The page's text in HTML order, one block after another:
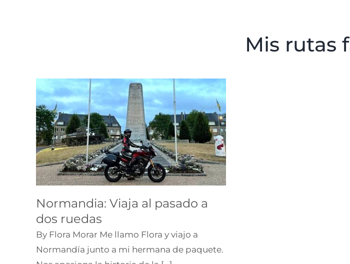
Mis rutas
Normandia: Viaja al
pasado a dos ruedas
ruta
Normandia: Viaja al pasado a
dos ruedas
By Flora Morar Me llamo Flora y viajo a
Normandía junto a mi hermana de paquete.